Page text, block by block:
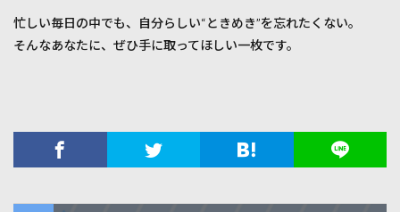
忙しい毎日の中でも、自分らしい“ときめき”を忘れたくない。
そんなあなたに、ぜひ手に取ってほしい一枚です。